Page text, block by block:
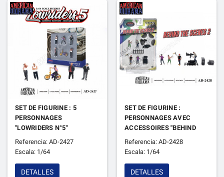
SET DE FIGURINE : 5
PERSONNAGES
"LOWRIDERS N°5"
Referencia: AD-2427
Escala: 1/64
DETALLES
SET DE FIGURINE :
PERSONNAGES AVEC
ACCESSOIRES "BEHIND
THE SCENE 2"
Referencia: AD-2428
Escala: 1/64
DETALLES